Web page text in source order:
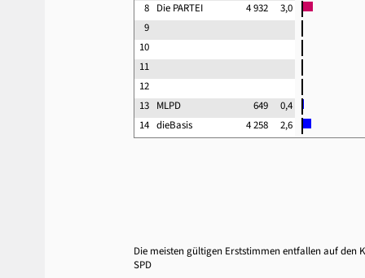
8 Die PARTEI 4 932
3,0
9
10
11
12
13 MLPD 649
0,4
14 dieBasis 4 258 2,6
Die meisten gültigen Erststimmen entfallen auf den
SPD